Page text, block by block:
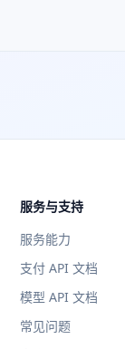
服务与支持
服务能力
支付 API 文档
模型 API 文档
常见问题